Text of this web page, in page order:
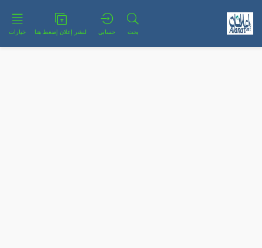
بحث حسابي لنشر إعلان إضغط هنا خيارات